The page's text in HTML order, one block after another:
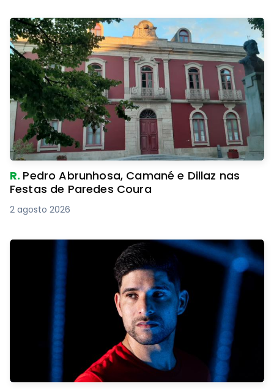
R. Pedro Abrunhosa, Camané e Dillaz nas
Festas de Paredes Coura
2 agosto 2026